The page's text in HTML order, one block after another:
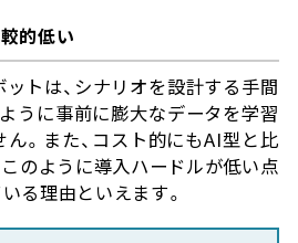
的低い
トは、シナリオを設計する手間
うに事前に膨大なデータを学習
。また、コスト的にもAI型と比
のように導入ハードルが低い点
る理由といえます。